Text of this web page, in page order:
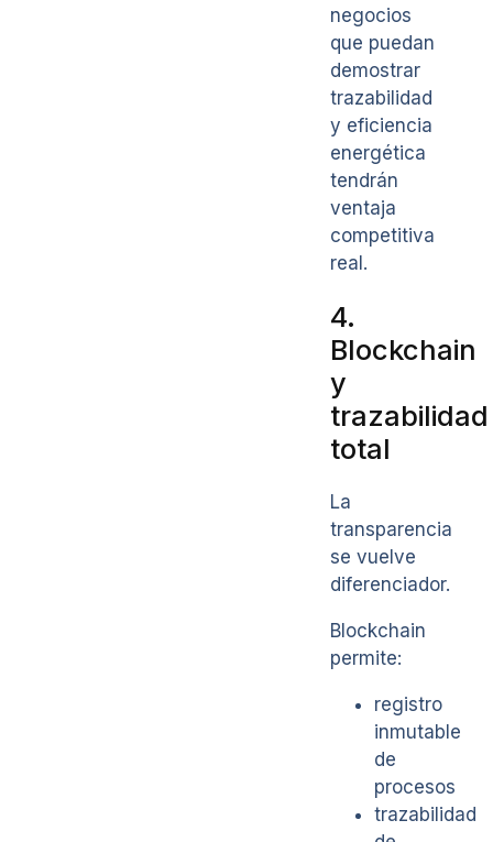
negocios
que puedan
demostrar
trazabilidad
y eficiencia
energética
tendrán
ventaja
competitiva
real.
4.
Blockchain
y
trazabilidad
total
La
transparencia
se vuelve
diferenciador.
Blockchain
permite:
registro
inmutable
de
procesos
trazabilidad